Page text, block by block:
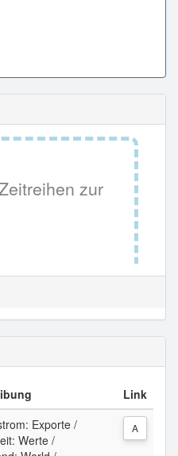
zur
Link
Exporte /
Werte /
A